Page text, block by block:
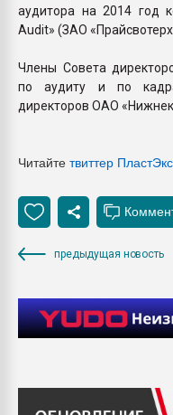
аудитора на 2014 год
Audit» (ЗАО
Члены Совета
по аудиту и по
директоров ОАО
Читайте твиттер
предыдущая новость